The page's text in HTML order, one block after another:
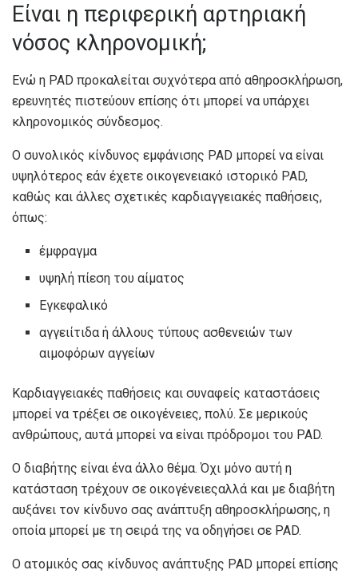
Είναι η περιφερική αρτηριακή
νόσος κληρονομική;
Ενώ η PAD προκαλείται συχνότερα από αθηροσκλήρωση,
ερευνητές πιστεύουν επίσης ότι μπορεί να υπάρχει
κληρονομικός σύνδεσμος.
Ο συνολικός κίνδυνος εμφάνισης PAD μπορεί να είναι
υψηλότερος εάν έχετε οικογενειακό ιστορικό PAD,
καθώς και άλλες σχετικές καρδιαγγειακές παθήσεις,
όπως:
έμφραγμα
υψηλή πίεση του αίματος
Εγκεφαλικό
αγγειίτιδα ή άλλους τύπους ασθενειών των
αιμοφόρων αγγείων
Καρδιαγγειακές παθήσεις και συναφείς καταστάσεις
μπορεί να τρέξει σε οικογένειες, πολύ. Σε μερικούς
ανθρώπους, αυτά μπορεί να είναι πρόδρομοι του PAD.
Ο διαβήτης είναι ένα άλλο θέμα. Όχι μόνο αυτή η
κατάσταση τρέχουν σε οικογένειεςαλλά και με διαβήτη
αυξάνει τον κίνδυνο σας ανάπτυξη αθηροσκλήρωσης, η
οποία μπορεί με τη σειρά της να οδηγήσει σε PAD.
Ο ατομικός σας κίνδυνος ανάπτυξης PAD μπορεί επίσης